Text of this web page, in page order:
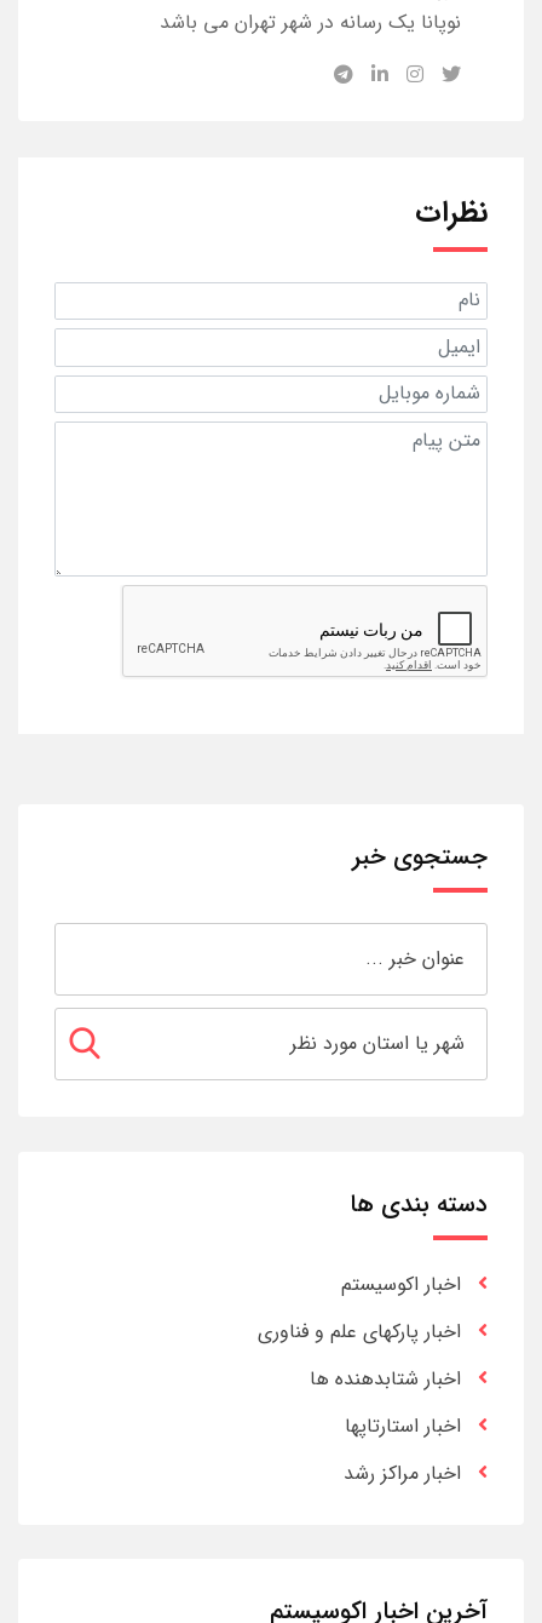
نوپانا یک رسانه در شهر تهران می باشد
نظرات
جستجوی خبر
دسته بندی ها
اخبار اکوسیستم
اخبار پارکهای علم و فناوری
اخبار شتابدهنده ها
اخبار استارتاپها
اخبار مراکز رشد
آخرین اخبار اکوسیستم